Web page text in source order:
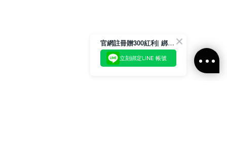
官網註冊贈300紅利| 綁定LINE再領取專屬優惠
立刻綁定LINE 帳號